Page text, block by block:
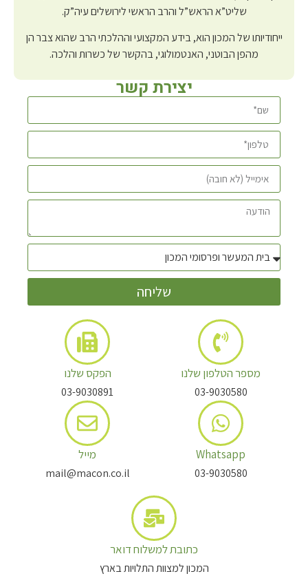
שליט”א הראש”ל והרב הראשי לירושלים עיה”ק.
ייחודיותו של המכון הוא, בידע המקצועי וההלכתי הרב שהוא צבר הן
מהפן הבוטני, האנטמולוגי, בהקשר של כשרות והלכה.
יצירת קשר
שליחה
מספר הטלפון שלנו
03-9030580
Whatsapp
03-9030580
הפקס שלנו
03-9030891
מייל
mail@macon.co.il
כתובת למשלוח דואר
המכון למצוות התלויות בארץ